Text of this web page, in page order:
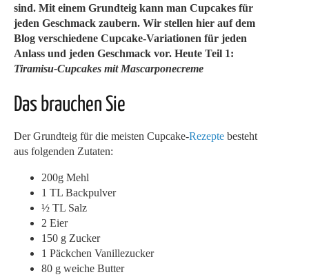
sind. Mit einem Grundteig kann man Cupcakes für
jeden Geschmack zaubern. Wir stellen hier auf dem
Blog verschiedene Cupcake-Variationen für jeden
Anlass und jeden Geschmack vor. Heute Teil 1:
Tiramisu-Cupcakes mit Mascarponecreme
Das brauchen Sie
Der Grundteig für die meisten Cupcake-Rezepte besteht
aus folgenden Zutaten:
200g Mehl
1 TL Backpulver
½ TL Salz
2 Eier
150 g Zucker
1 Päckchen Vanillezucker
80 g weiche Butter